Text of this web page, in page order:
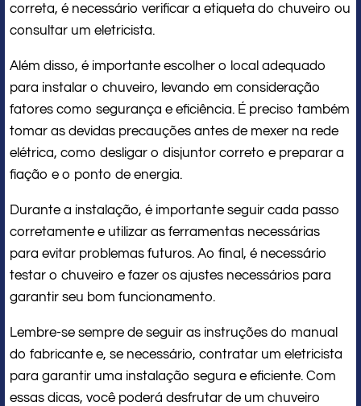
correta, é necessário verificar a etiqueta do chuveiro ou
consultar um eletricista.
Além disso, é importante escolher o local adequado
para instalar o chuveiro, levando em consideração
fatores como segurança e eficiência. É preciso também
tomar as devidas precauções antes de mexer na rede
elétrica, como desligar o disjuntor correto e preparar a
fiação e o ponto de energia.
Durante a instalação, é importante seguir cada passo
corretamente e utilizar as ferramentas necessárias
para evitar problemas futuros. Ao final, é necessário
testar o chuveiro e fazer os ajustes necessários para
garantir seu bom funcionamento.
Lembre-se sempre de seguir as instruções do manual
do fabricante e, se necessário, contratar um eletricista
para garantir uma instalação segura e eficiente. Com
essas dicas, você poderá desfrutar de um chuveiro